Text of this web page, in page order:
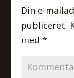
Din e-
publiceret.
med *